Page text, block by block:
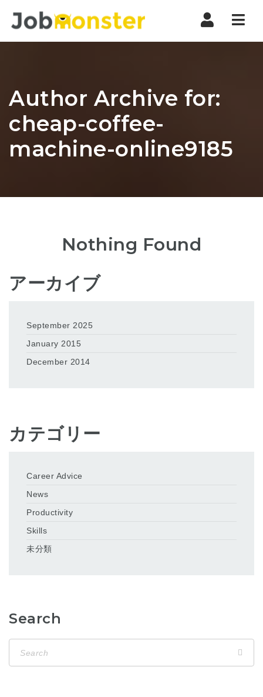
Author Archive for:
cheap-coffee-
machine-online9185
Nothing Found
アーカイブ
September 2025
January 2015
December 2014
カテゴリー
Career Advice
News
Productivity
Skills
未分類
Search